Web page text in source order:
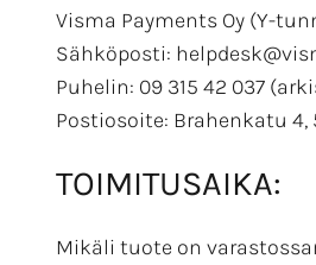
Visma Payments Oy (Y-
Sähköposti:
Puhelin: 09 315 42 037
Postiosoite: Brahenkatu 4,
TOIMITUSAIKA:
Mikäli tuote on